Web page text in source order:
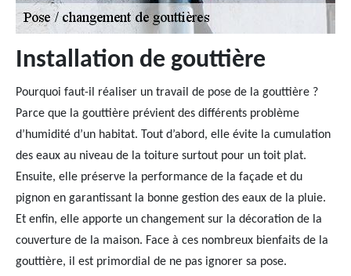
Installation de gouttière
Pourquoi faut-il réaliser un travail de pose de la gouttière ?
Parce que la gouttière prévient des différents problème
d’humidité d’un habitat. Tout d’abord, elle évite la cumulation
des eaux au niveau de la toiture surtout pour un toit plat.
Ensuite, elle préserve la performance de la façade et du
pignon en garantissant la bonne gestion des eaux de la pluie.
Et enfin, elle apporte un changement sur la décoration de la
couverture de la maison. Face à ces nombreux bienfaits de la
gouttière, il est primordial de ne pas ignorer sa pose.